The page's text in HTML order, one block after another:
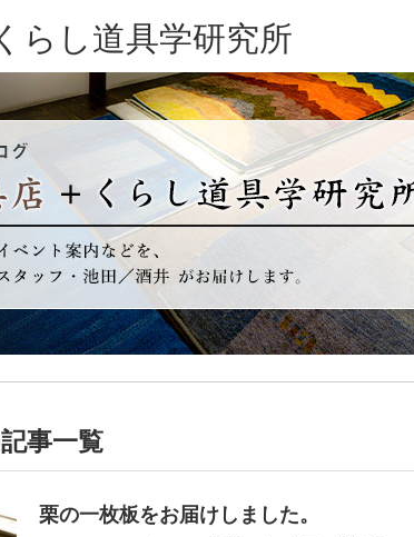
らし道具学研究所
事一覧
栗の一枚板をお届けしました。